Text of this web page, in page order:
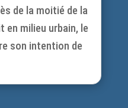
de la moitié de la
en milieu urbain, le
son intention de